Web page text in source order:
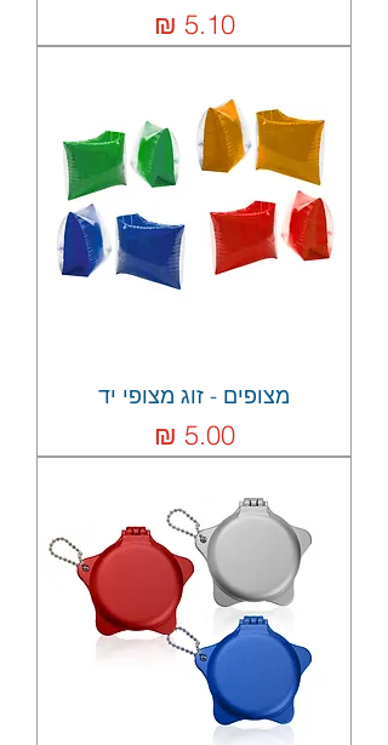
מחיר‏5.10 ‏₪
מצופים - זוג מצופי יד
מחיר‏5.00 ‏₪